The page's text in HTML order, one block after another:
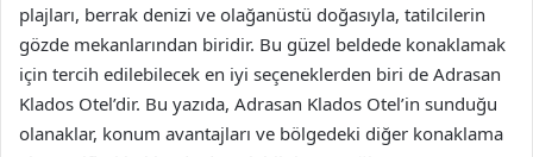
plajları, berrak denizi ve olağanüstü doğasıyla, tatilcilerin
gözde mekanlarından biridir. Bu güzel beldede konaklamak
için tercih edilebilecek en iyi seçeneklerden biri de Adrasan
Klados Otel’dir. Bu yazıda, Adrasan Klados Otel’in sunduğu
olanaklar, konum avantajları ve bölgedeki diğer konaklama